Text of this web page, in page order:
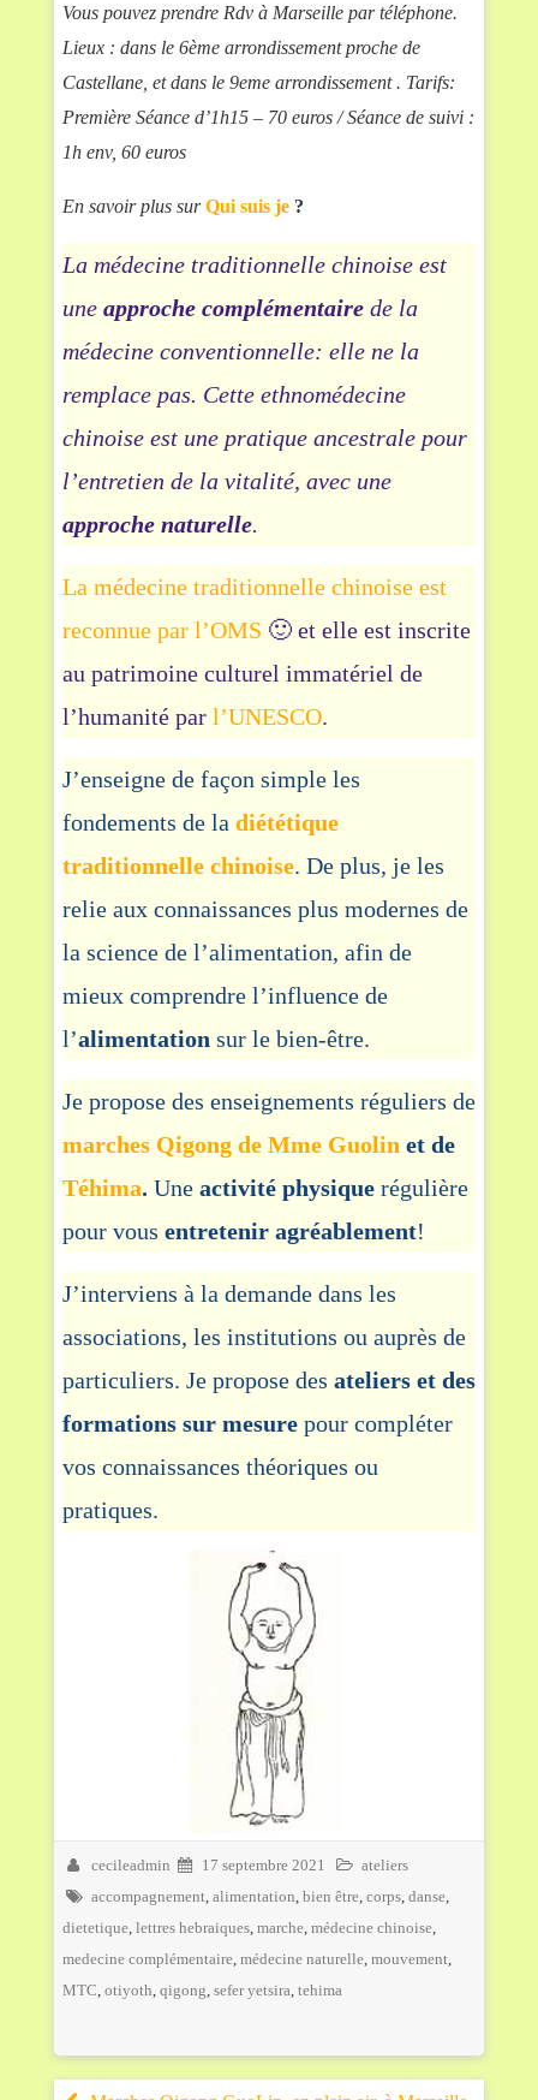
Vous pouvez prendre Rdv à Marseille par téléphone.
Lieux : dans le 6ème arrondissement proche de
Castellane, et dans le 9eme arrondissement . Tarifs:
Première Séance d’1h15 – 70 euros / Séance de suivi :
1h env, 60 euros
En savoir plus surQui suis je?
La médecine traditionnelle chinoise est
uneapproche complémentaire de la
médecine conventionnelle: elle ne la
remplace pas. Cette ethnomédecine
chinoise est une pratique ancestrale pour
l’entretien de la vitalité, avec une
approche naturelle.
La médecine traditionnelle chinoise est
reconnue par l’OMS 🙂 et elle est inscrite
au patrimoine culturel immatériel de
l’humanité par l’UNESCO.
J’enseigne de façon simple les
fondements de la diététique
traditionnelle chinoise. De plus, je les
relie aux connaissances plus modernes de
la science de l’alimentation, afin de
mieux comprendre l’influence de
l’alimentation sur le bien-être.
Je propose des enseignements réguliers de
marches Qigong de Mme Guolin et de
Téhima. Une activité physiquerégulière
pour vous entretenir agréablement!
J’interviens à la demande dans les
associations, les institutions ou auprès de
particuliers. Je propose des ateliers et des
formations sur mesure pour compléter
vos connaissances théoriques ou
pratiques.
cecileadmin 17 septembre 2021
ateliers
accompagnement alimentation bien être, corps, danse,
dietetique, lettres hebraiques, marche, médecine chinoise,
medecine complémentaire, médecine naturelle, mouvement
MTC otiyoth qigong sefer yetsira tehima